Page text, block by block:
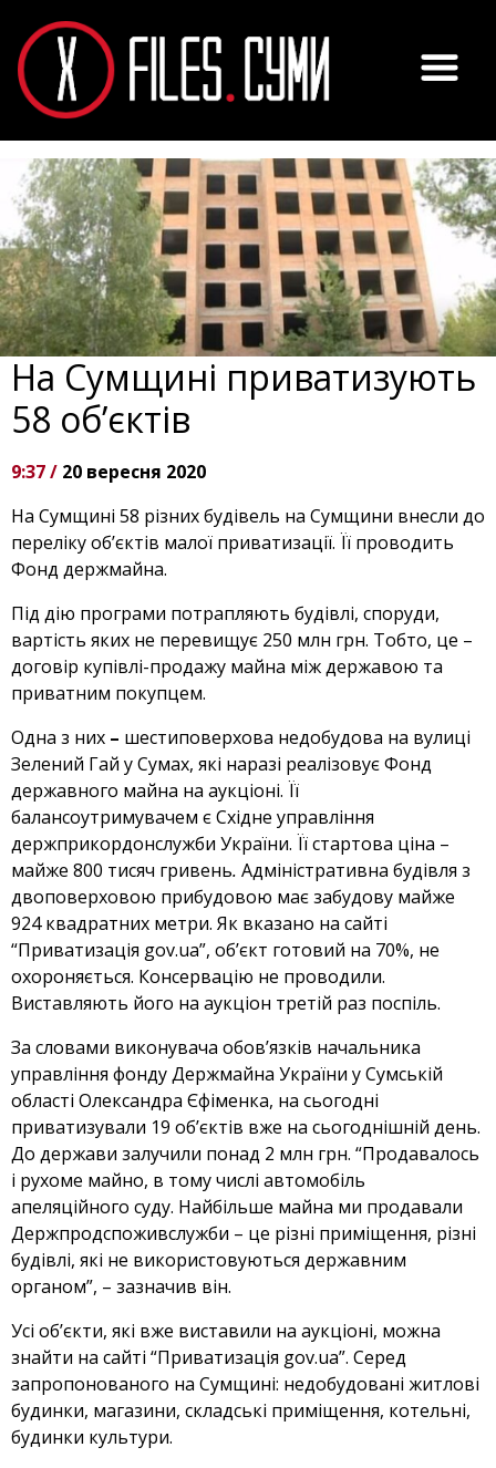
На Сумщині приватизують
58 об’єктів
9:37 / 20 вересня 2020
На Сумщині 58 різних будівель на Сумщини внесли до
переліку об’єктів малої приватизації. Її проводить
Фонд держмайна.
Під дію програми потрапляють будівлі, споруди,
вартість яких не перевищує 250 млн грн. Тобто, це –
договір купівлі-продажу майна між державою та
приватним покупцем.
Одна з них – шестиповерхова недобудова на вулиці
Зелений Гай у Сумах, які наразі реалізовує Фонд
державного майна на аукціоні. Її
балансоутримувачем є Східне управління
держприкордонслужби України. Її стартова ціна –
майже 800 тисяч гривень. Адміністративна будівля з
двоповерховою прибудовою має забудову майже
924 квадратних метри. Як вказано на сайті
“Приватизація gov.ua”, об’єкт готовий на 70%, не
охороняється. Консервацію не проводили.
Виставляють його на аукціон третій раз поспіль.
За словами виконувача обов’язків начальника
управління фонду Держмайна України у Сумській
області Олександра Єфіменка, на сьогодні
приватизували 19 об’єктів вже на сьогоднішній день.
До держави залучили понад 2 млн грн. “Продавалось
і рухоме майно, в тому числі автомобіль
апеляційного суду. Найбільше майна ми продавали
Держпродспоживслужби – це різні приміщення, різні
будівлі, які не використовуються державним
органом”, – зазначив він.
Усі об’єкти, які вже виставили на аукціоні, можна
знайти на сайті “Приватизація gov.ua”. Серед
запропонованого на Сумщині: недобудовані житлові
будинки, магазини, складські приміщення, котельні,
будинки культури.